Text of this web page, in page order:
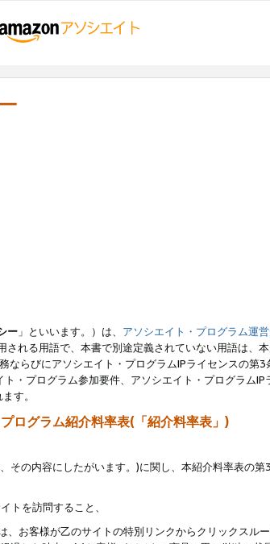
ー 」といいます。）は、 アソシエイト・プログラム運
れる用語で、本書で別途定義されていない用語は、
らびにアソシエイト・プログラムIPライセンスの第
・プログラム参加要件、アソシエイト・プログラム
す。
ログラム紹介料率表(「紹介料率表」)
その内容にしたがいます。)に関し、本紹介料率表の
トを訪問すること、
お客様が乙のサイトの特別リンクからクリックスル